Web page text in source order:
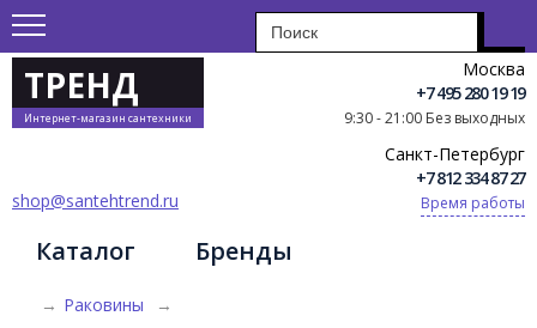
ТРЕНД
Интернет-магазин сантехники
Москва
+7 495 280 19 19
9:30 - 21:00 Без выходных
Санкт-Петербург
+7 812 334 87 27
Время работы
shop@santehtrend.ru
Каталог Бренды
→ Раковины
→